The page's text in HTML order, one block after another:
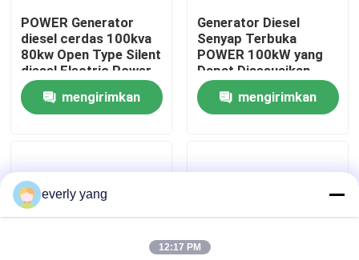
Kontrol kualitas
Permintaan Penawaran
Generator Diesel Perkins
Generator Diesel Fawde
POWER Generator
diesel cerdas 100kva
80kw Open Type Silent
diesel Electric Power
Make Generator 80kw
Silentcanopy Set
mengirimkan
Generator Diesel
Senyap Terbuka
POWER 100kW yang
Dapat Disesuaikan
50/60Hz Generator
Diesel Cadangan
Rumah 125KVA Kedap
mengirimkan
everly yang
12:17 PM